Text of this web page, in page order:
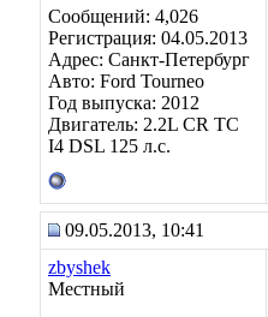
Сообщений: 4,026
Регистрация: 04.05.2013
Адрес: Санкт-Петербург
Авто: Ford Tourneo
Год выпуска: 2012
Двигатель: 2.2L CR TC
I4 DSL 125 л.с.
09.05.2013, 10:41
zbyshek
Местный